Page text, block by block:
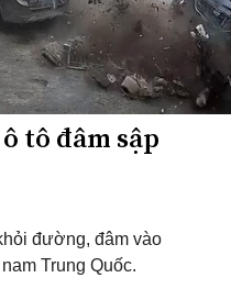
tô đâm sập
đường, đâm vào
Trung Quốc.